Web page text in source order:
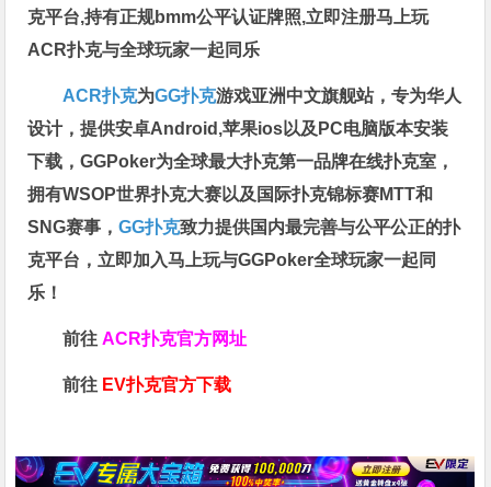
克平台,持有正规bmm公平认证牌照,立即注册马上玩
ACR扑克与全球玩家一起同乐
ACR扑克为GG扑克游戏亚洲中文旗舰站，专为华人
设计，提供安卓Android,苹果ios以及PC电脑版本安装
下载，GGPoker为全球最大扑克第一品牌在线扑克室，
拥有WSOP世界扑克大赛以及国际扑克锦标赛MTT和
SNG赛事，GG扑克致力提供国内最完善与公平公正的扑
克平台，立即加入马上玩与GGPoker全球玩家一起同
乐！
前往ACR扑克官方网址
前往 EV扑克官方下载